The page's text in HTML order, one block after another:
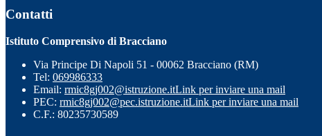
Contatti
Istituto Comprensivo di Bracciano
Via Principe Di Napoli 51 - 00062 Bracciano (RM)
Tel: 069986333
Email: rmic8gj002@istruzione.itLink per inviare una mail
PEC: rmic8gj002@pec.istruzione.itLink per inviare una mail
C.F.: 80235730589